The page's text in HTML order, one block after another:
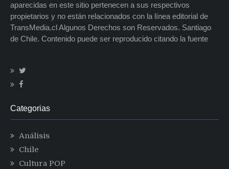
aparecidas en este sitio pertenecen a sus respectivos
propietarios y no están relacionados con la línea editorial de
TransMedia.cl Algunos Derechos son Reservados. Santiago
de Chile. Contenido puede ser reproducido citando la fuente
Categorias
Análisis
Chile
Cultura POP